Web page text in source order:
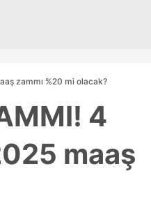
zammı %20 mi olacak?
4
maaş